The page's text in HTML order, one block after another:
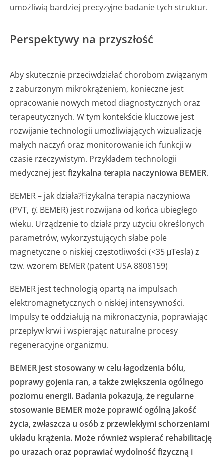
umożliwią bardziej precyzyjne badanie tych struktur.
Perspektywy na przyszłość
Aby skutecznie przeciwdziałać chorobom związanym
z zaburzonym mikrokrążeniem, konieczne jest
opracowanie nowych metod diagnostycznych oraz
terapeutycznych. W tym kontekście kluczowe jest
rozwijanie technologii umożliwiających wizualizację
małych naczyń oraz monitorowanie ich funkcji w
czasie rzeczywistym. Przykładem technologii
medycznej jestfizykalna terapia naczyniowa BEMER.
BEMER – jak działa?Fizykalna terapia naczyniowa
(PVT, tj. BEMER) jest rozwijana od końca ubiegłego
wieku. Urządzenie to działa przy użyciu określonych
parametrów, wykorzystujących słabe pole
magnetyczne o niskiej częstotliwości (<35 μTesla) z
tzw. wzorem BEMER (patent USA 8808159)
BEMER jest technologią opartą na impulsach
elektromagnetycznych o niskiej intensywności.
Impulsy te oddziałują na mikronaczynia, poprawiając
przepływ krwi i wspierając naturalne procesy
regeneracyjne organizmu.
BEMER jest stosowany w celu łagodzenia bólu,
poprawy gojenia ran, a także zwiększenia ogólnego
poziomu energii. Badania pokazują, że regularne
stosowanie BEMER może poprawić ogólną jakość
życia, zwłaszcza u osób z przewlekłymi schorzeniami
układu krążenia. Może również wspierać rehabilitację
po urazach oraz poprawiać wydolność fizyczną i